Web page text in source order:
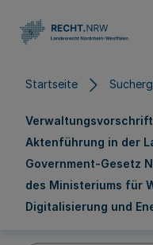
Startseite
Aktenführung in der
Government-Gesetz
des Ministeriums für
Digitalisierung und